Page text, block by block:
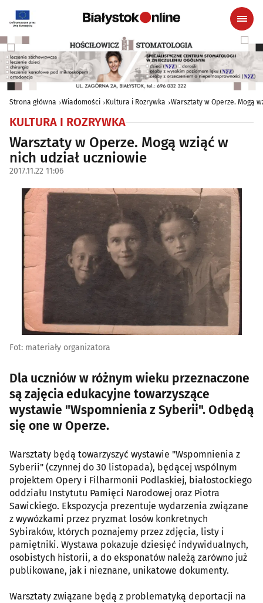
Strona główna Wiadomości Kultura i Rozrywka Warsztaty w Operze. Mogą
KULTURA I ROZRYWKA
Warsztaty w Operze. Mogą wziąć w
nich udział uczniowie
2017.11.22 11:06
Fot: materiały organizatora
Dla uczniów w różnym wieku przeznaczone
są zajęcia edukacyjne towarzyszące
wystawie "Wspomnienia z Syberii". Odbędą
się one w Operze.
Warsztaty będą towarzyszyć wystawie "Wspomnienia z
Syberii" (czynnej do 30 listopada), będącej wspólnym
projektem Opery i Filharmonii Podlaskiej, białostockiego
oddziału Instytutu Pamięci Narodowej oraz Piotra
Sawickiego. Ekspozycja prezentuje wydarzenia związane
z wywózkami przez pryzmat losów konkretnych
Sybiraków, których poznajemy przez zdjęcia, listy i
pamiętniki. Wystawa pokazuje dziesięć indywidualnych,
osobistych historii, a do eksponatów należą zarówno już
publikowane, jak i nieznane, unikatowe dokumenty.
Warsztaty związane będą z problematyką deportacji na